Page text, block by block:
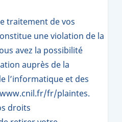
traitement de vos
une violation de la
avez la possibilité
auprès de la
l’informatique et des
fr/plaintes.
droits